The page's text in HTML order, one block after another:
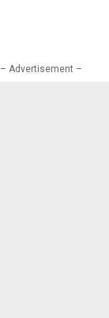
– Advertisement –